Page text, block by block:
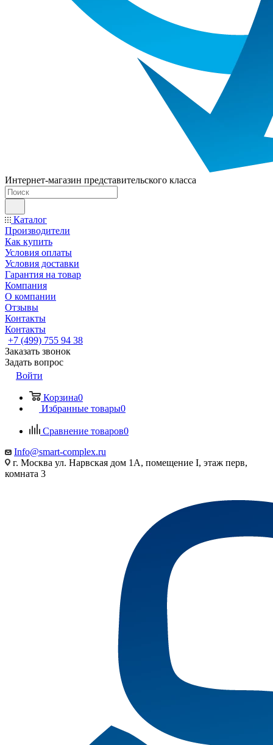
Интернет-магазин представительского класса
Каталог
Производители
Как купить
Условия оплаты
Условия доставки
Гарантия на товар
Компания
О компании
Отзывы
Контакты
Контакты
+7 (499) 755 94 38
Заказать звонок
Задать вопрос
Войти
Корзина0
Избранные товары0
Сравнение товаров0
Info@smart-complex.ru
г. Москва ул. Нарвская дом 1А, помещение I, этаж перв,
комната 3